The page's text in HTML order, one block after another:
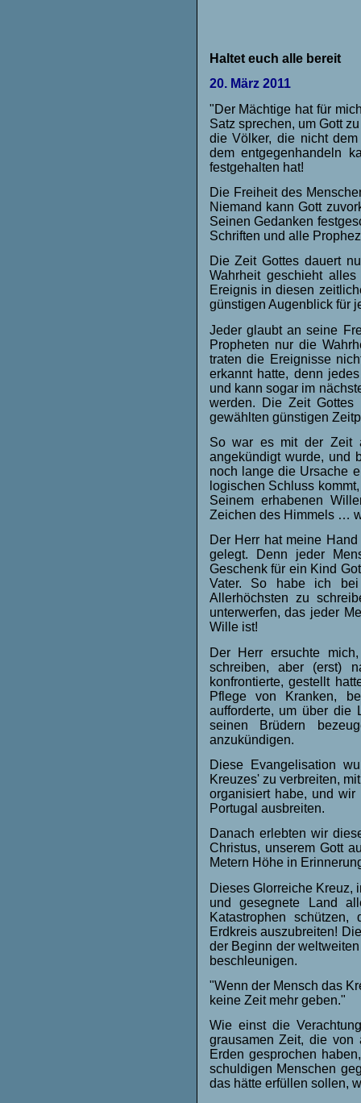
Haltet euch alle bereit
20. März 2011
"Der Mächtige hat für
Satz sprechen, um Gott
die Völker, die nicht
dem entgegenhandeln
festgehalten hat!
Die Freiheit des
Niemand kann Gott
Seinen Gedanken
Schriften und alle
Die Zeit Gottes dauert
Wahrheit geschieht
Ereignis in diesen
günstigen Augenblick für
Jeder glaubt an seine
Propheten nur die
traten die Ereignisse
erkannt hatte, denn
und kann sogar im
werden. Die Zeit
gewählten günstigen
So war es mit der Zeit
angekündigt wurde, und
noch lange die Ursache
logischen Schluss
Seinem erhabenen
Zeichen des Himmels …
Der Herr hat meine
gelegt. Denn jeder
Geschenk für ein Kind
Vater. So habe ich
Allerhöchsten zu
unterwerfen, das jeder
Wille ist!
Der Herr ersuchte
schreiben, aber (erst)
konfrontierte, gestellt
Pflege von Kranken,
aufforderte, um über die
seinen Brüdern
anzukündigen.
Diese Evangelisation
Kreuzes' zu verbreiten,
organisiert habe, und
Portugal ausbreiten.
Danach erlebten wir
Christus, unserem Gott
Metern Höhe in
Dieses Glorreiche Kreuz,
und gesegnete Land
Katastrophen
Erdkreis auszubreiten!
der Beginn der
beschleunigen.
"Wenn der Mensch das
keine Zeit mehr geben."
Wie einst die
grausamen Zeit, die von
Erden gesprochen
schuldigen Menschen
das hätte erfüllen sollen,